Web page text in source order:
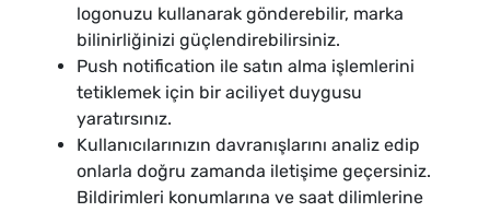
logonuzu kullanarak gönderebilir, marka
bilinirliğinizi güçlendirebilirsiniz.
Push notification ile satın alma işlemlerini
tetiklemek için bir aciliyet duygusu
yaratırsınız.
Kullanıcılarınızın davranışlarını analiz edip
onlarla doğru zamanda iletişime geçersiniz.
Bildirimleri konumlarına ve saat dilimlerine